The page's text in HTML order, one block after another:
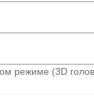
режиме (3D